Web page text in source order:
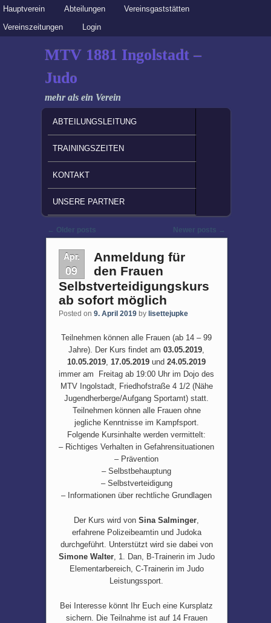
Secondary menu
Skip to primary content
Skip to secondary content
Hauptverein Abteilungen
Vereinsgaststätten
Vereinszeitungen
Login
MTV 1881 Ingolstadt –
Judo
mehr als ein Verein
SKIP TO PRIMARY CONTENT
SKIP TO SECONDARY CONTENT
ABTEILUNGSLEITUNG
TRAININGSZEITEN
KONTAKT
UNSERE PARTNER
Post navigation
← Older posts Newer posts →
Apr.
09
Anmeldung für
den Frauen
Selbstverteidigungskurs
ab sofort möglich
Posted on 9. April 2019 by lisettejupke
Teilnehmen können alle Frauen (ab 14 – 99
Jahre). Der Kurs findet am03.05.2019
10.05.2019 17.05.2019 und24.05.2019
immer am
Freitag ab 19:00 Uhr im Dojo des
MTV Ingolstadt, Friedhofstraße 4 1/2 (Nähe
Jugendherberge/Aufgang Sportamt) statt.
Teilnehmen können alle Frauen ohne
jegliche Kenntnisse im Kampfsport.
Folgende Kursinhalte werden vermittelt:
– Richtiges Verhalten in Gefahrensituationen
– Prävention
– Selbstbehauptung
– Selbstverteidigung
– Informationen über rechtliche Grundlagen
Der Kurs wird vonSina Salminger
erfahrene Polizeibeamtin und Judoka
durchgeführt. Unterstützt wird sie dabei von
Simone Walter, 1. Dan, B-Trainerin im Judo
Elementarbereich, C-Trainerin im Judo
Leistungssport.
Bei Interesse könnt Ihr Euch eine Kursplatz
sichern. Die Teilnahme ist auf 14 Frauen